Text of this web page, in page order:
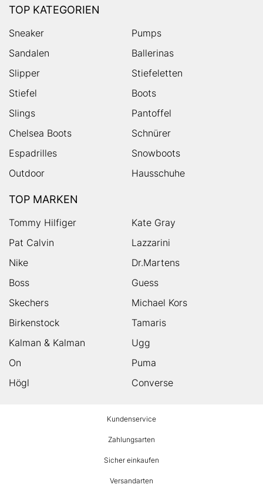
TOP KATEGORIEN
Sneaker
Pumps
Sandalen
Ballerinas
Slipper
Stiefeletten
Stiefel
Boots
Slings
Pantoffel
Chelsea Boots
Schnürer
Espadrilles
Snowboots
Outdoor
Hausschuhe
TOP MARKEN
Tommy Hilfiger
Kate Gray
Pat Calvin
Lazzarini
Nike
Dr.Martens
Boss
Guess
Skechers
Michael Kors
Birkenstock
Tamaris
Kalman & Kalman
Ugg
On
Puma
Högl
Converse
Kundenservice
Zahlungsarten
Sicher einkaufen
Versandarten